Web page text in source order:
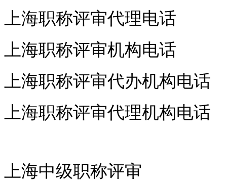
上海职称评审代理电话
上海职称评审机构电话
上海职称评审代办机构电话
上海职称评审代理机构电话
上海中级职称评审